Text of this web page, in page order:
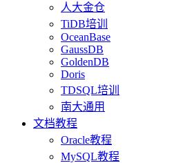
人大金仓
TiDB培训
OceanBase
GaussDB
GoldenDB
Doris
TDSQL培训
南大通用
文档教程
Oracle教程
MySQL教程